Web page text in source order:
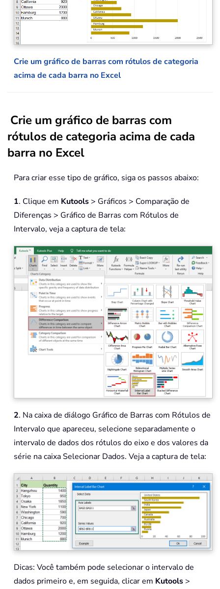
Crie um gráfico de barras com rótulos de categoria
acima de cada barra no Excel
Crie um gráfico de barras com
rótulos de categoria acima de cada
barra no Excel
Para criar esse tipo de gráfico, siga os passos abaixo:
1. Clique em Kutools > Gráficos > Comparação de
Diferenças > Gráfico de Barras com Rótulos de
Intervalo, veja a captura de tela:
2. Na caixa de diálogo Gráfico de Barras com Rótulos de
Intervalo que apareceu, selecione separadamente o
intervalo de dados dos rótulos do eixo e dos valores da
série na caixa Selecionar Dados. Veja a captura de tela:
Dicas: Você também pode selecionar o intervalo de
dados primeiro e, em seguida, clicar em Kutools >